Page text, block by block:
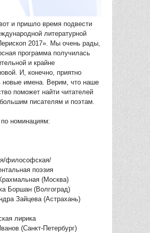
и пришло время подвести
литературной
2017». Мы очень рады,
программа получилась
и крайне
И, конечно, приятно
новые имена. Верим, что наше
поможет найти читателей
писателям и поэтам.
номинациям:
философская/
поэзия
(Москва)
Боршан (Волгоград)
Зайцева (Астрахань)
лирика
(Санкт-Петербург)